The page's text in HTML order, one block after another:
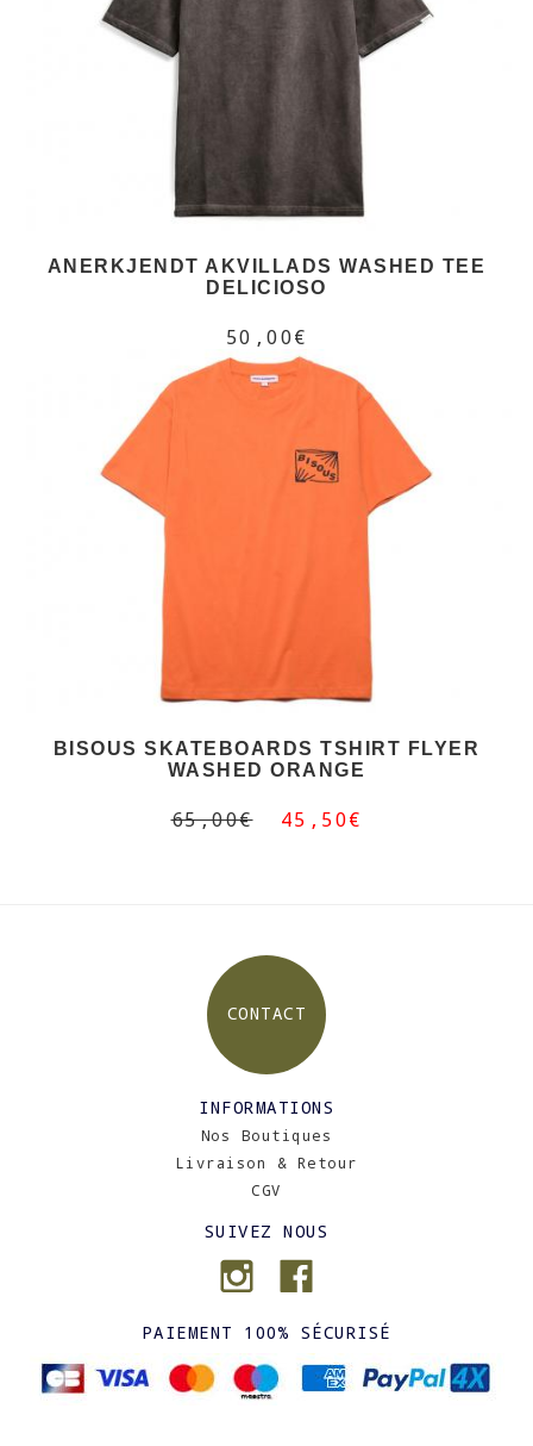
ANERKJENDT AKVILLADS WASHED TEE
DELICIOSO
50,00€
BISOUS SKATEBOARDS TSHIRT FLYER
WASHED ORANGE
65,00€ 45,50€
CONTACT
INFORMATIONS
Nos Boutiques
Livraison & Retour
CGV
SUIVEZ NOUS
PAIEMENT 100% SÉCURISÉ